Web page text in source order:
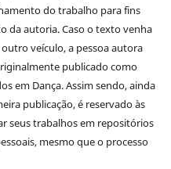
do trabalho para fins
da autoria. Caso o texto venha
veículo, a pessoa autora
publicado como
em Dança.Assim sendo, ainda
publicação, é reservadoàs
seus trabalhos em repositórios
mesmo que o processo